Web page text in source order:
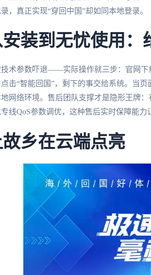
，真正实现“穿回中国”却如同本地登录。
安装到无忧使用：
术参数吓退——实际操作就三步：官网下
击“智能回国”，剩下的事交给系统。当
地网络环境。售后团队支撑才是隐形王牌
线QoS参数调优，这种售后实时保障能力
乡在云端点亮